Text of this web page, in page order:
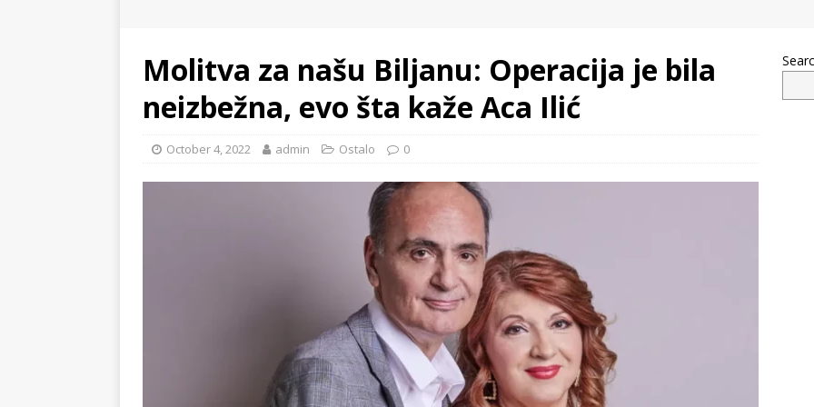
Molitva za našu Biljanu: Operacija je bila
neizbežna, evo šta kaže Aca Ilić
October 4, 2022 admin Ostalo 0